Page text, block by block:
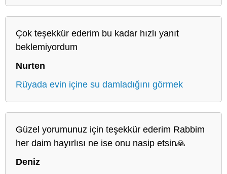
Çok teşekkür ederim bu kadar hızlı yanıt
beklemiyordum
Nurten
Rüyada evin içine su damladığını görmek
Güzel yorumunuz için teşekkür ederim Rabbim
her daim hayırlısı ne ise onu nasip etsin🙏
Deniz